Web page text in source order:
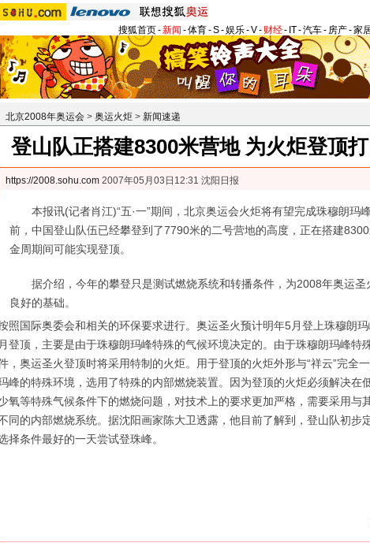
搜狐首页-新闻 -体育-S-娱乐-V- 财经- IT-汽车- 房产-家
北京2008年奥运会 > 奥运火炬 > 新闻速递
登山队正搭建8300米营地 为火炬登顶
https://2008.sohu.com 2007年05月03日12:31 沈阳日报
本报讯(记者肖江)“五·一”期间，北京奥运会火炬将有望完成珠穆朗玛
前，中国登山队伍已经攀登到了7790米的二号营地的高度，正在搭建
金周期间可能实现登顶。
据介绍，今年的攀登只是测试燃烧系统和转播条件，为2008年奥运圣
良好的基础。
照国际奥委会和相关的环保要求进行。奥运圣火预计明年5月登上珠穆朗
月登顶，主要是由于珠穆朗玛峰特殊的气候环境决定的。由于珠穆朗玛峰特
，奥运圣火登顶时将采用特制的火炬。用于登顶的火炬外形与“祥云”完全
峰的特殊环境，选用了特殊的内部燃烧装置。因为登顶的火炬必须解决在
氧等特殊气候条件下的燃烧问题，对技术上的要求更加严格，需要采用与
同的内部燃烧系统。据沈阳画家陈大卫透露，他目前了解到，登山队初步
择条件最好的一天尝试登珠峰。